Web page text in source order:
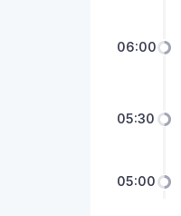
06:00
05:30
05:00